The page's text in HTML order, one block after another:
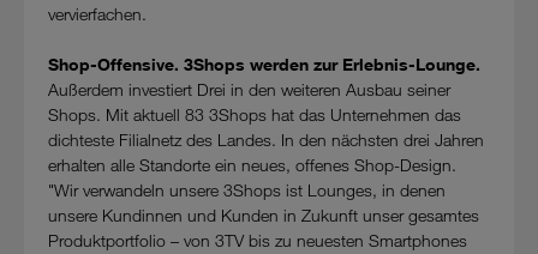
vervierfachen.
Shop-Offensive. 3Shops werden zur Erlebnis-Lounge.
Außerdem investiert Drei in den weiteren Ausbau seiner
Shops. Mit aktuell 83 3Shops hat das Unternehmen das
dichteste Filialnetz des Landes. In den nächsten drei Jahren
erhalten alle Standorte ein neues, offenes Shop-Design.
"Wir verwandeln unsere 3Shops ist Lounges, in denen
unsere Kundinnen und Kunden in Zukunft unser gesamtes
Produktportfolio – von 3TV bis zu neuesten Smartphones